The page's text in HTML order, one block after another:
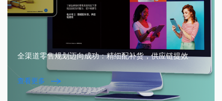
全渠道零售规划迈向成功：精细配补货，供应链提效
查看更多